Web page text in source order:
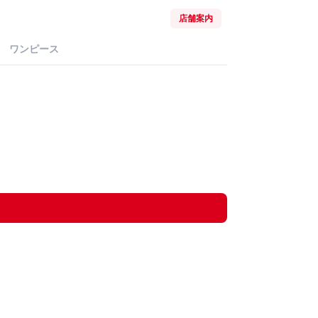
店舗案内
ワンピース